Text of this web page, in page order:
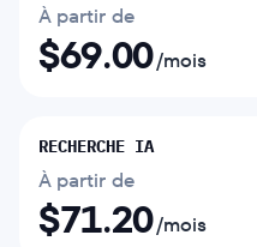
À partir de
$69.00/mois
RECHERCHE IA
À partir de
$71.20/mois